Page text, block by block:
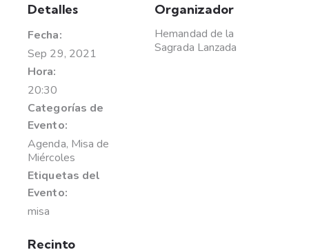
Detalles
Fecha:
Sep 29, 2021
Hora:
20:30
Categorías de
Evento:
Agenda, Misa de
Miércoles
Etiquetas del
Evento:
misa
Organizador
Hemandad de la
Sagrada Lanzada
Recinto